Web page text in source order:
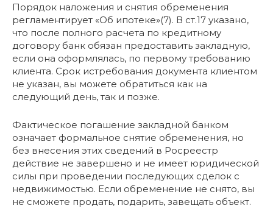
Порядок наложения и снятия обременения
регламентирует «Об ипотеке»(7). В ст.17 указано,
что после полного расчета по кредитному
договору банк обязан предоставить закладную,
если она оформлялась, по первому требованию
клиента. Срок истребования документа клиентом
не указан, вы можете обратиться как на
следующий день, так и позже.
Фактическое погашение закладной банком
означает формальное снятие обременения, но
без внесения этих сведений в Росреестр
действие не завершено и не имеет юридической
силы при проведении последующих сделок с
недвижимостью. Если обременение не снято, вы
не сможете продать, подарить, завещать объект.